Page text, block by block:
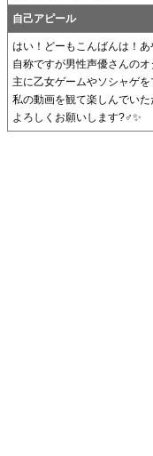
自己アピール
はい！どーもこんばんは！
自称ですが男性声優さんの
主に乙女ゲームやソシャゲ
私の動画を観て楽しんでい
よろしくお願いします?‍♂️✨